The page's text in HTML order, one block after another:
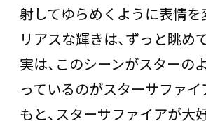
射してゆらめくように表情を
リアスな輝きは、ずっと眺め
実は、このシーンがスターの
っているのがスターサファイ
もと、スターサファイアが大